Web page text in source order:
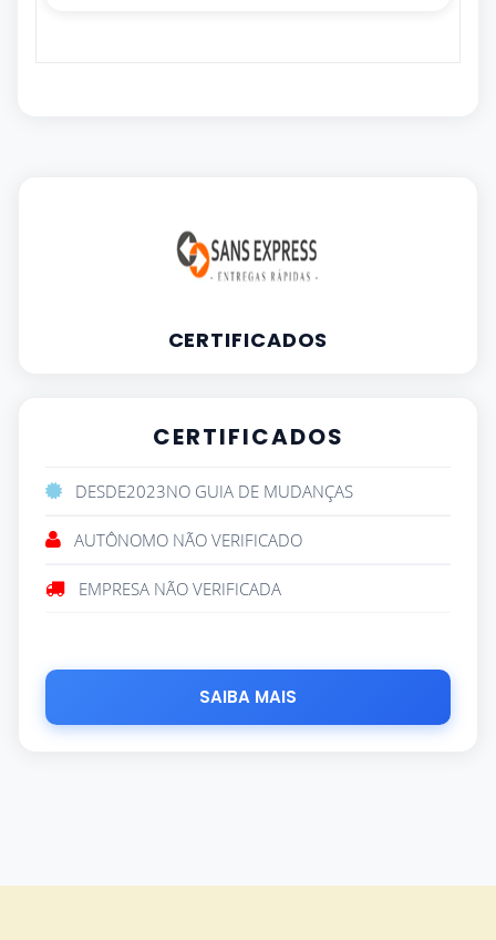
CERTIFICADOS
CERTIFICADOS
DESDE2023NO GUIA DE MUDANÇAS
AUTÔNOMO NÃO VERIFICADO
EMPRESA NÃO VERIFICADA
SAIBA MAIS